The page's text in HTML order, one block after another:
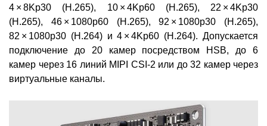
4 × 8Kp30 (H.265), 10 × 4Kp60 (H.265), 22 × 4Kp30
(H.265), 46 × 1080p60 (H.265), 92 × 1080p30 (H.265),
82 × 1080p30 (H.264) и 4 × 4Kp60 (H.264). Допускается
подключение до 20 камер посредством HSB, до 6
камер через 16 линий MIPI CSI-2 или до 32 камер через
виртуальные каналы.